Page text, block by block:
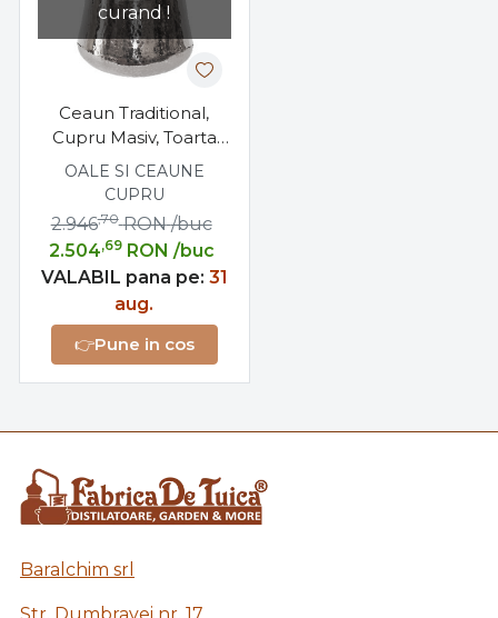
curand !
Ceaun Traditional,
Cupru Masiv, Toarta
Fier Forjat, 80 Litri
OALE SI CEAUNE
CUPRU
2.504,69 RON /buc
2.946,70 RON /buc
VALABIL pana pe: 31
aug.
👉Pune in cos
Baralchim srl